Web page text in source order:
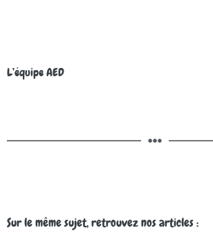
L’équipe AED
Sur le même sujet, retrouvez nos articles :